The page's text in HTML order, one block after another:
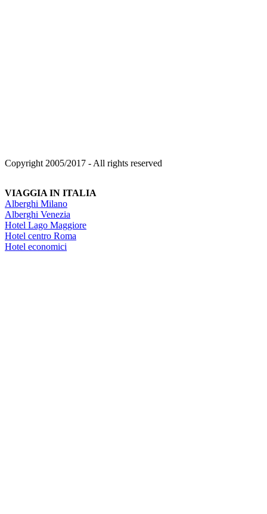
Copyright 2005/2017 - All rights reserved
VIAGGIA IN ITALIA
Alberghi Milano
Alberghi Venezia
Hotel Lago Maggiore
Hotel centro Roma
Hotel economici